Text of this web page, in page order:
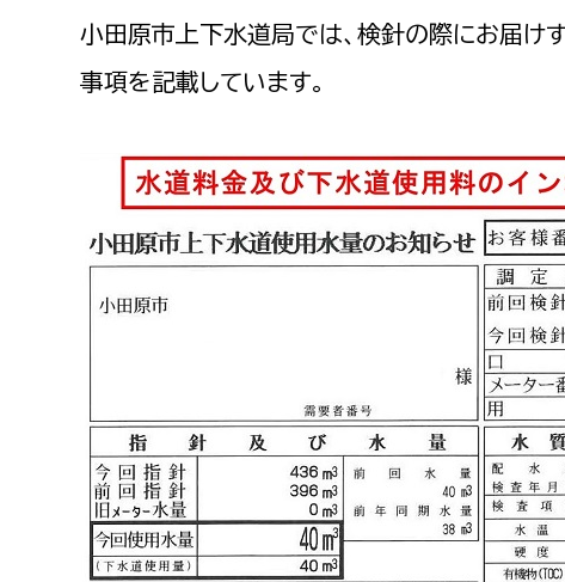
妊産婦
障がい者
傷病者
求職者
外国人
地域安全課
人権・男女共同参画課
戸籍住民課
福祉政策課
生活援護課
高齢介護課
障がい福祉課
子ども若
子ども政
子ども若
保育課
小田原市上下水道局では、検針の際にお届けす
事項を記載しています。